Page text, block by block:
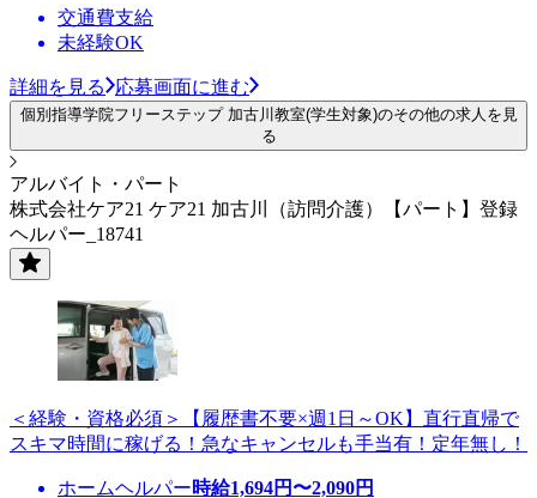
交通費支給
未経験OK
詳細を見る 応募画面に進む
個別指導学院フリーステップ 加古川教室(学生対象)のその他の求人を見
る
アルバイト・パート
株式会社ケア21 ケア21 加古川（訪問介護）【パート】登録
ヘルパー_18741
＜経験・資格必須＞【履歴書不要×週1日～OK】直行直帰で
スキマ時間に稼げる！急なキャンセルも手当有！定年無し！
ホームヘルパー時給1,694円〜2,090円